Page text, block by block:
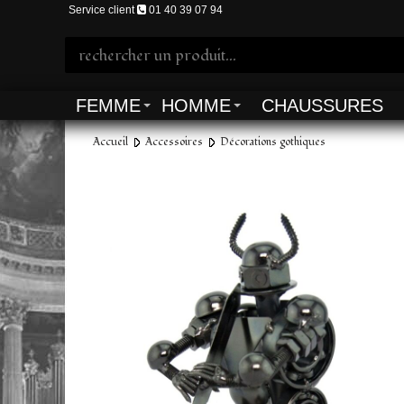
Service client 01 40 39 07 94
FEMME HOMME CHAUSSURES
Accueil Accessoires Décorations gothiques